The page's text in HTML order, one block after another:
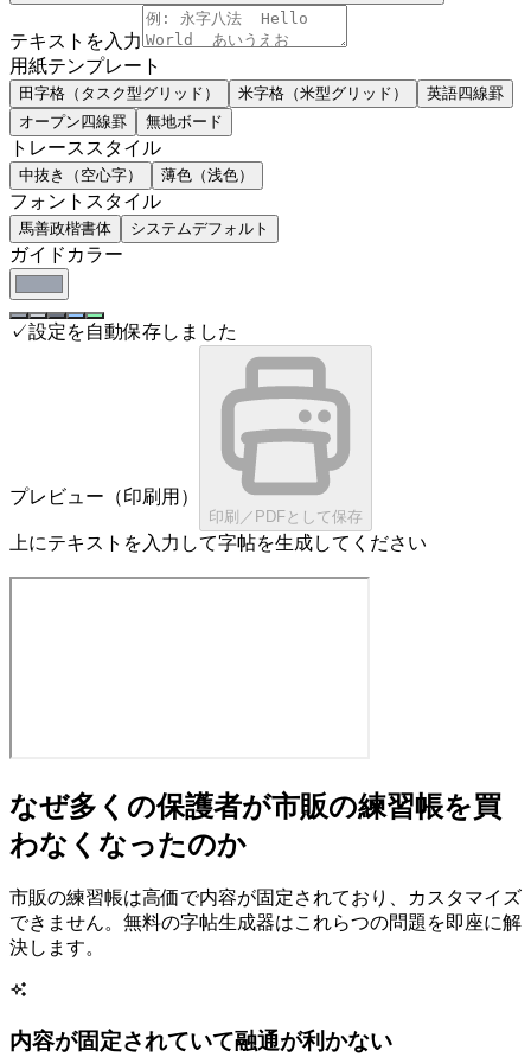
テキストを入力
用紙テンプレート
田字格（タスク型グリッド） 米字格（米型グリッド）
英語四線罫
オープン四線罫
無地ボード
トレーススタイル
中抜き（空心字） 薄色（浅色）
フォントスタイル
馬善政楷書体 システムデフォルト
ガイドカラー
✓設定を自動保存しました
プレビュー（印刷用）
印刷／PDFとして保存
上にテキストを入力して字帖を生成してください
なぜ多くの保護者が市販の練習帳を買
わなくなったのか
市販の練習帳は高価で内容が固定されており、カスタマイズ
できません。無料の字帖生成器はこれら3つの問題を即座に解
決します。
内容が固定されていて融通が利かない